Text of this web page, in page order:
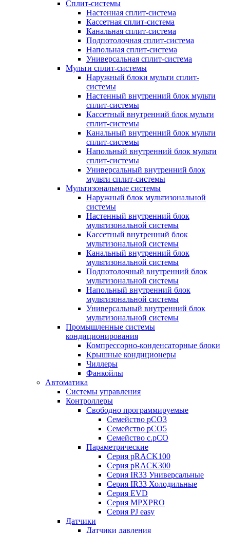
Сплит-системы
Настенная сплит-система
Кассетная сплит-система
Канальная сплит-система
Подпотолочная сплит-система
Напольная сплит-система
Универсальная сплит-система
Мульти сплит-системы
Наружный блоки мульти сплит-
системы
Настенный внутренний блок мульти
сплит-системы
Кассетный внутренний блок мульти
сплит-системы
Канальный внутренний блок мульти
сплит-системы
Напольный внутренний блок мульти
сплит-системы
Универсальный внутренний блок
мульти сплит-системы
Мультизональные системы
Наружный блок мультизональной
системы
Настенный внутренний блок
мультизональной системы
Кассетный внутренний блок
мультизональной системы
Канальный внутренний блок
мультизональной системы
Подпотолочный внутренний блок
мультизональной системы
Напольный внутренний блок
мультизональной системы
Универсальный внутренний блок
мультизональной системы
Промышленные системы
кондиционирования
Компрессорно-конденсаторные блоки
Крышные кондиционеры
Чиллеры
Фанкойлы
Автоматика
Системы управления
Контроллеры
Свободно программируемые
Семейство pCO3
Семейство pCO5
Семейство c.pCO
Параметрические
Серия pRACK100
Серия pRACK300
Серия IR33 Универсальные
Серия IR33 Холодильные
Серия EVD
Серия MPXPRO
Серия PJ easy
Датчики
Датчики давления